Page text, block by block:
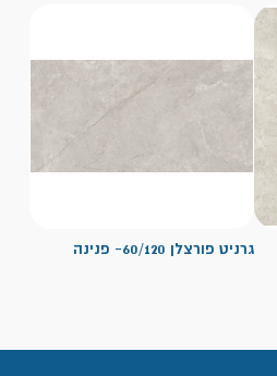
גרניט פורצלן 60/120- פנינה